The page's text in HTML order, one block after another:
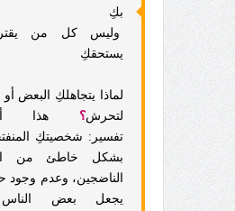
بكِ
وليس كل من
يستحقكِ
لماذا يتجاهلكِ البعض أو
لتحرش؟ هذا
تفسير: شخصيتكِ
بشكل خاطئ من
الناضجين، وعدم وجود
يجعل بعض الناس